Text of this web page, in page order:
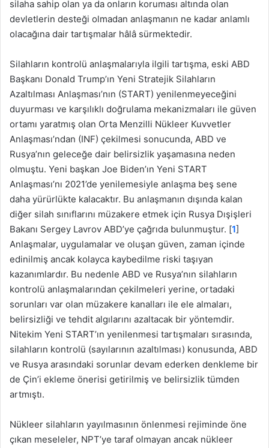
silaha sahip olan ya da onların koruması altında olan
devletlerin desteği olmadan anlaşmanın ne kadar anlamlı
olacağına dair tartışmalar hâlâ sürmektedir.
Silahların kontrolü anlaşmalarıyla ilgili tartışma, eski ABD
Başkanı Donald Trump’ın Yeni Stratejik Silahların
Azaltılması Anlaşması’nın (START) yenilenmeyeceğini
duyurması ve karşılıklı doğrulama mekanizmaları ile güven
ortamı yaratmış olan Orta Menzilli Nükleer Kuvvetler
Anlaşması’ndan (INF) çekilmesi sonucunda, ABD ve
Rusya’nın geleceğe dair belirsizlik yaşamasına neden
olmuştu. Yeni başkan Joe Biden’ın Yeni START
Anlaşması’nı 2021’de yenilemesiyle anlaşma beş sene
daha yürürlükte kalacaktır. Bu anlaşmanın dışında kalan
diğer silah sınıflarını müzakere etmek için Rusya Dışişleri
Bakanı Sergey Lavrov ABD’ye çağrıda bulunmuştur. [1]
Anlaşmalar, uygulamalar ve oluşan güven, zaman içinde
edinilmiş ancak kolayca kaybedilme riski taşıyan
kazanımlardır. Bu nedenle ABD ve Rusya’nın silahların
kontrolü anlaşmalarından çekilmeleri yerine, ortadaki
sorunları var olan müzakere kanalları ile ele almaları,
belirsizliği ve tehdit algılarını azaltacak bir yöntemdir.
Nitekim Yeni START’ın yenilenmesi tartışmaları sırasında,
silahların kontrolü (sayılarının azaltılması) konusunda, ABD
ve Rusya arasındaki sorunlar devam ederken denkleme bir
de Çin’i ekleme önerisi getirilmiş ve belirsizlik tümden
artmıştı.
Nükleer silahların yayılmasının önlenmesi rejiminde öne
çıkan meseleler, NPT’ye taraf olmayan ancak nükleer